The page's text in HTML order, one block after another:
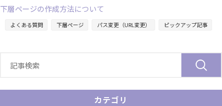
下層ページの作成方法について
よくある質問 下層ページ パス変更（URL変更） ピックアップ記事
カテゴリ